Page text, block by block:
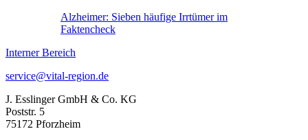
Alzheimer: Sieben häufige Irrtümer im
Faktencheck
Interner Bereich
service@vital-region.de
J. Esslinger GmbH & Co. KG
Poststr. 5
75172 Pforzheim